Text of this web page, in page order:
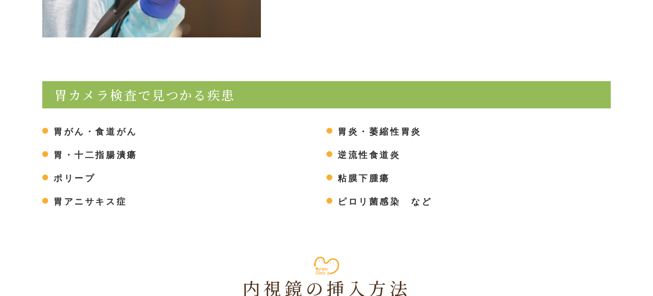
胃カメラ検査で見つかる疾患
胃がん・食道がん 胃炎・萎縮性胃炎
胃・十二指腸潰瘍 逆流性食道炎
ポリープ 粘膜下腫瘍
胃アニサキス症 ピロリ菌感染 など
内視鏡の挿入方法